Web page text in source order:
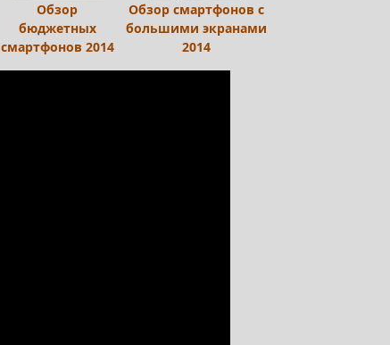
Обзор
бюджетных
смартфонов 2014
Обзор смартфонов с
большими экранами
2014